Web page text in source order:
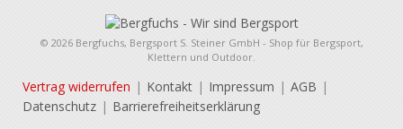
© 2026 Bergfuchs, Bergsport S. Steiner GmbH - Shop für Bergsport,
Klettern und Outdoor.
Vertrag widerrufen Kontakt Impressum
AGB
Datenschutz
Barrierefreiheitserklärung